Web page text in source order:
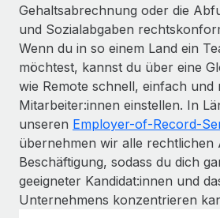
Gehaltsabrechnung oder die
und Sozialabgaben
Wenn du in so einem Land ein
möchtest, kannst du über eine
wie Remote schnell, einfach
Mitarbeiter:innen einstellen. In
unseren Employer-of-Record-
übernehmen wir alle rechtlichen
Beschäftigung, sodass du dich
geeigneter Kandidat:innen und
Unternehmens konzentrieren